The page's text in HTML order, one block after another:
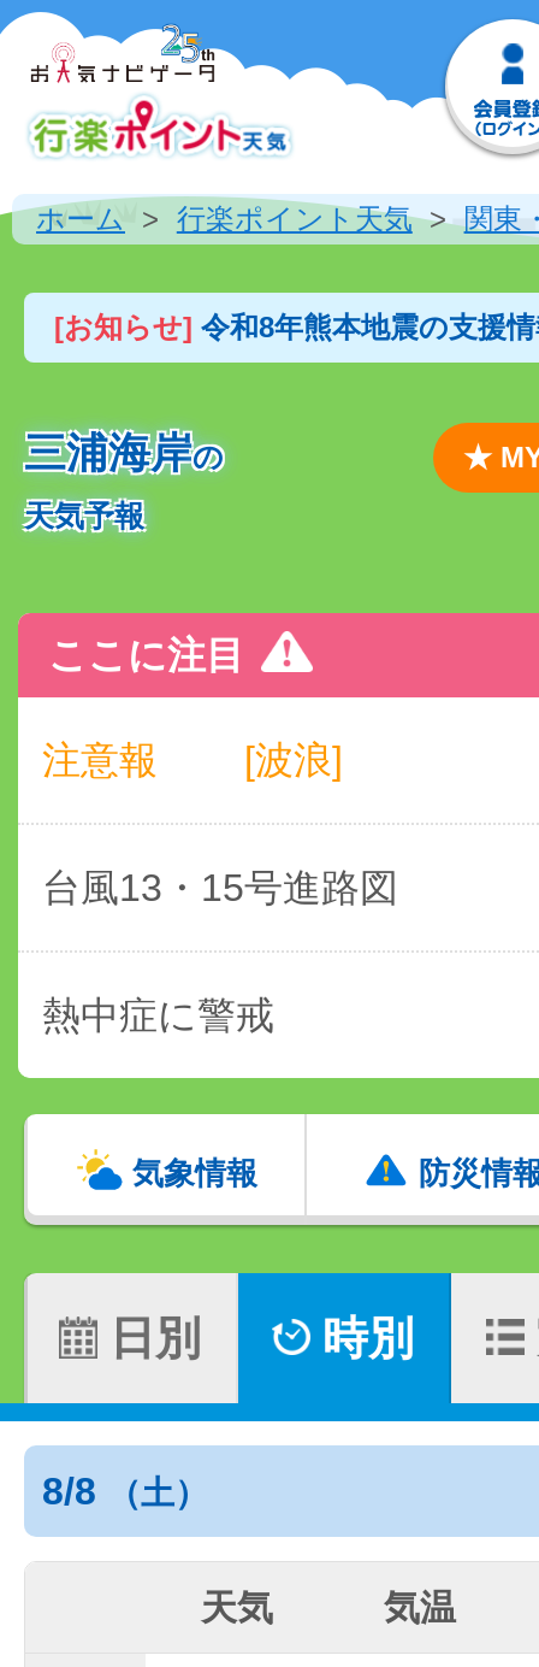
ホーム 行楽ポイント天気 関東
[お知らせ] 令和8年熊本地震の支援
三浦海岸の
天気予報
★
ここに注目
注意報 [波浪]
台風13・15号進路図
熱中症に警戒
気象情報 防災情
日別 時別
8/8 （土）
天気 気温